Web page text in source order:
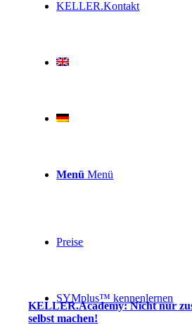
KELLER.Kontakt
Menü Menü
Preise
SYMplus™ kennenlernen
KELLER.Academy: Nicht nur
selbst machen!